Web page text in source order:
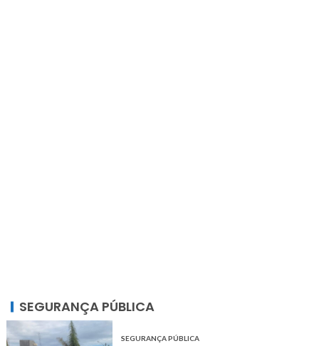
SEGURANÇA PÚBLICA
SEGURANÇA PÚBLICA